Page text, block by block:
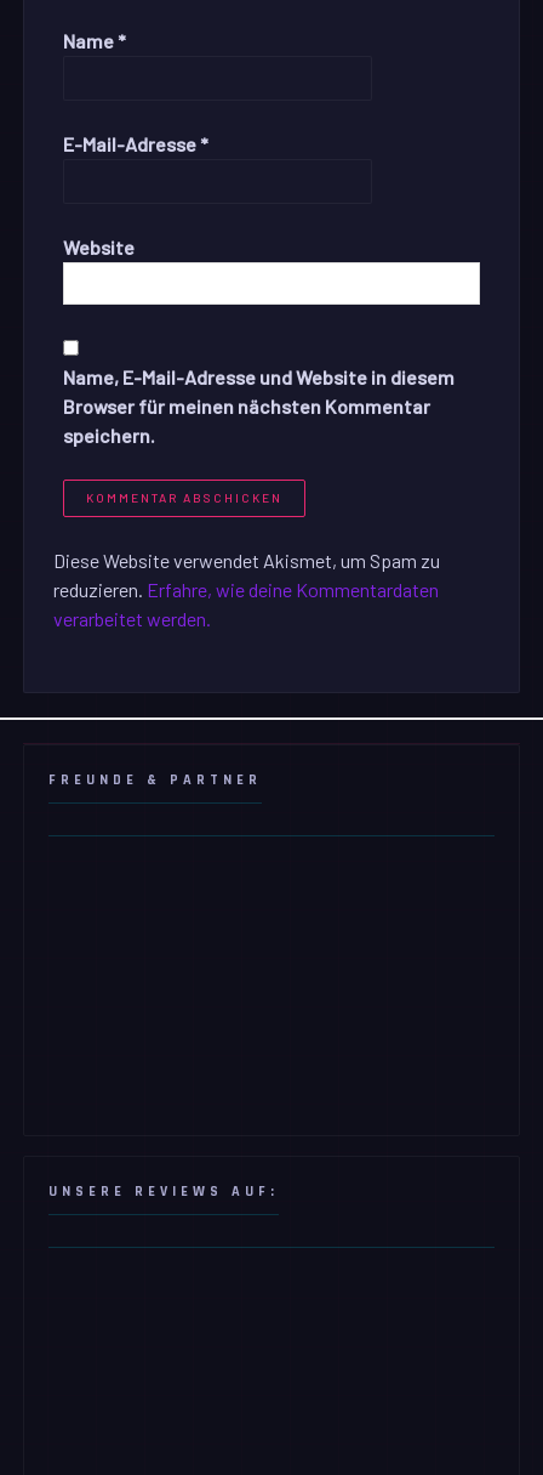
Name *
E-Mail-Adresse *
Website
Name, E-Mail-Adresse und Website in diesem
Browser für meinen nächsten Kommentar
speichern.
Diese Website verwendet Akismet, um Spam zu
reduzieren. Erfahre, wie deine Kommentardaten
verarbeitet werden.
FREUNDE & PARTNER
UNSERE REVIEWS AUF: